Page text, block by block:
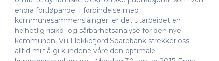
endra fortløpande. I forbindelse med
kommunesammenslåingen er det utarbeidet en
helhetlig risiko- og sårbarhetsanalyse for den nye
kommunen. Vi i Flekkefjord Sparebank strekker oss
alltid milf å gi kundene våre den optimale